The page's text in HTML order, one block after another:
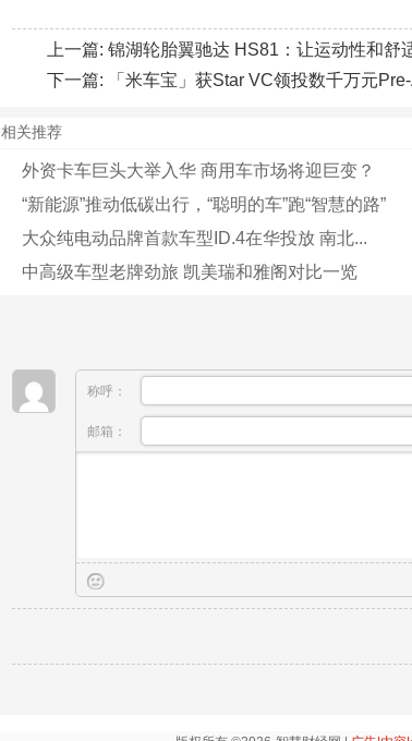
上一篇: 锦湖轮胎翼驰达 HS81：让运动性和舒
下一篇:
「米车宝」获Star VC领投数千万元
相关推荐
外资卡车巨头大举入华 商用车市场将迎巨变？
“新能源”推动低碳出行，“聪明的车”跑“智慧的路”
大众纯电动品牌首款车型ID.4在华投放 南北...
中高级车型老牌劲旅 凯美瑞和雅阁对比一览
称呼：
邮箱：